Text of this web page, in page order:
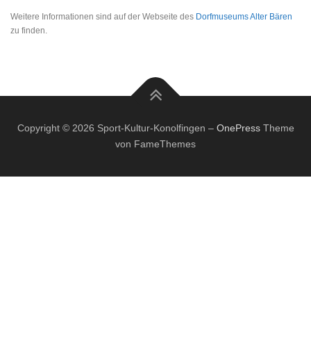
Weitere Informationen sind auf der Webseite des Dorfmuseums Alter Bären
zu finden.
Copyright © 2026 Sport-Kultur-Konolfingen – OnePressTheme
von FameThemes